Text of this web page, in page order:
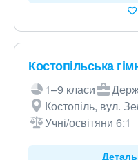
Костопільська
1–9 класи
Костопіль, вул.
Учні/освітяни 6:1